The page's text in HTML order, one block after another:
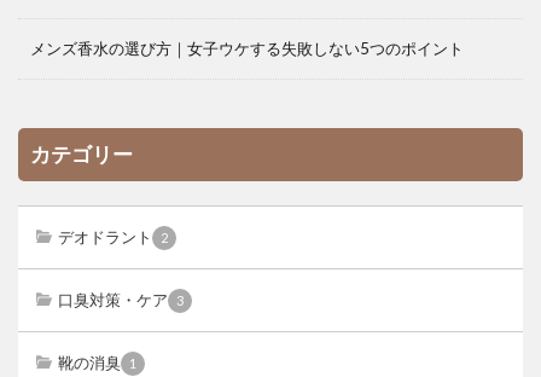
メンズ香水の選び方｜女子ウケする失敗しない5つのポイント
カテゴリー
デオドラント 2
口臭対策・ケア 3
靴の消臭 1